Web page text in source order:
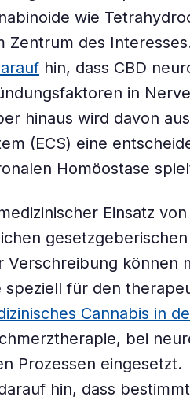
wie
Zentrum des
hin, dass CBD
in
hinaus wird davon
(ECS) eine
Homöostase
Einsatz
können
für den
Cannabis in
bei
Prozessen eingesetzt.
hin, dass